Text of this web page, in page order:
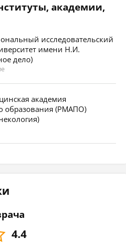
академии,
исследовательский
имени Н.И.
дело)
академия
образования (РМАПО)
4.4